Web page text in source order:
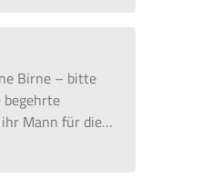
Birne – bitte
begehrte
Mann für die…